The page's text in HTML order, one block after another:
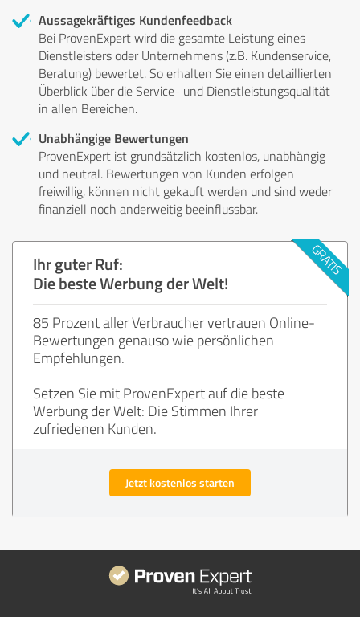
Aussagekräftiges Kundenfeedback
Bei ProvenExpert wird die gesamte Leistung eines
Dienstleisters oder Unternehmens (z.B. Kundenservice,
Beratung) bewertet. So erhalten Sie einen detaillierten
Überblick über die Service- und Dienstleistungsqualität
in allen Bereichen.
Unabhängige Bewertungen
ProvenExpert ist grundsätzlich kostenlos, unabhängig
und neutral. Bewertungen von Kunden erfolgen
freiwillig, können nicht gekauft werden und sind weder
finanziell noch anderweitig beeinflussbar.
Ihr guter Ruf:
Die beste Werbung der Welt!
85 Prozent aller Verbraucher vertrauen Online-
Bewertungen genauso wie persönlichen
Empfehlungen.
Setzen Sie mit ProvenExpert auf die beste
Werbung der Welt: Die Stimmen Ihrer
zufriedenen Kunden.
Jetzt kostenlos starten